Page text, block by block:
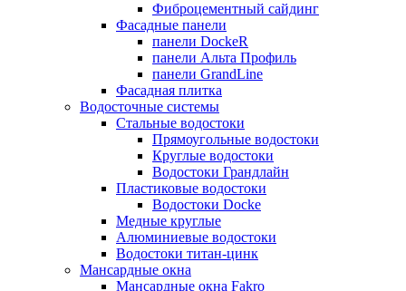
Фиброцементный сайдинг
Фасадные панели
панели DockeR
панели Альта Профиль
панели GrandLine
Фасадная плитка
Водосточные системы
Стальные водостоки
Прямоугольные водостоки
Круглые водостоки
Водостоки Грандлайн
Пластиковые водостоки
Водостоки Docke
Медные круглые
Алюминиевые водостоки
Водостоки титан-цинк
Мансардные окна
Мансардные окна Fakro